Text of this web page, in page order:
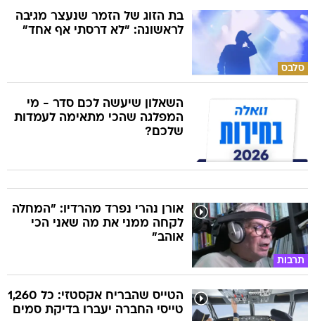
סלבס
בת הזוג של הזמר שנעצר מגיבה
לראשונה: "לא דרסתי אף אחד"
השאלון שיעשה לכם סדר - מי
המפלגה שהכי מתאימה לעמדות
שלכם?
תרבות
אורן נהרי נפרד מהרדיו: "המחלה
לקחה ממני את מה שאני הכי
אוהב"
הטייס שהבריח אקסטזי: כל 1,260
טייסי החברה יעברו בדיקת סמים